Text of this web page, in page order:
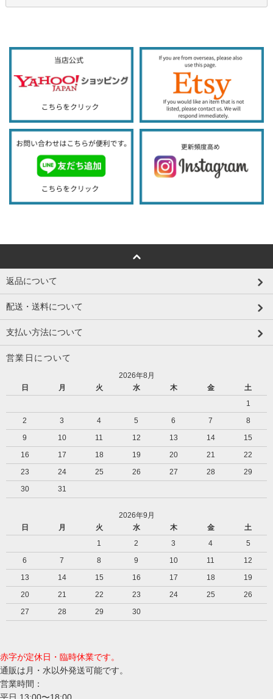
返品について
配送・送料について
支払い方法について
営業日について
2026年8月
日
月 火 水 木 金
土
1
2
3 4 5 6 7
8
9
10 11 12 13 14
15
16
17 18 19 20 21
22
23
24 25 26 27 28
29
30
31
2026年9月
日
月 火 水 木 金
土
1
2 3 4
5
6
7 8 9 10 11
12
13
14 15 16 17 18
19
20
21 22 23 24 25
26
27
28 29 30
赤字が定休日・臨時休業です。
通販は月・水以外発送可能です。
営業時間：